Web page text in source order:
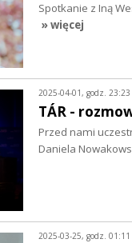
Spotkanie z Iną
» więcej
2025-04-01, godz. 23:23
TÁR -
Przed nami
Daniela
2025-03-25, godz. 01:11